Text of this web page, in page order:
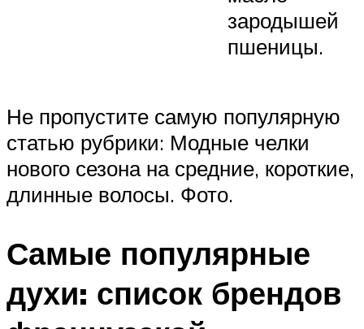
зародышей
пшеницы.
Не пропустите самую популярную
статью рубрики: Модные челки
нового сезона на средние, короткие,
длинные волосы. Фото.
Самые популярные
духи: список брендов